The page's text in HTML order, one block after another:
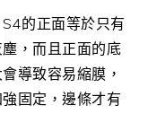
的正面等於只有
，而且正面的底
導致容易縮膜，
固定，邊條才有